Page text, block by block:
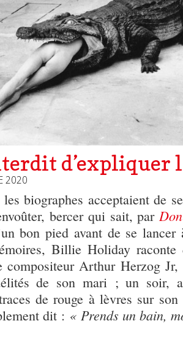
d’expliquer
2020
biographes acceptaient de
bercer qui sait, par
bon pied avant de se lancer
Billie Holiday
compositeur Arthur Herzog
de son mari ; un soir,
de rouge à lèvres sur
dit : « Prends un bain,